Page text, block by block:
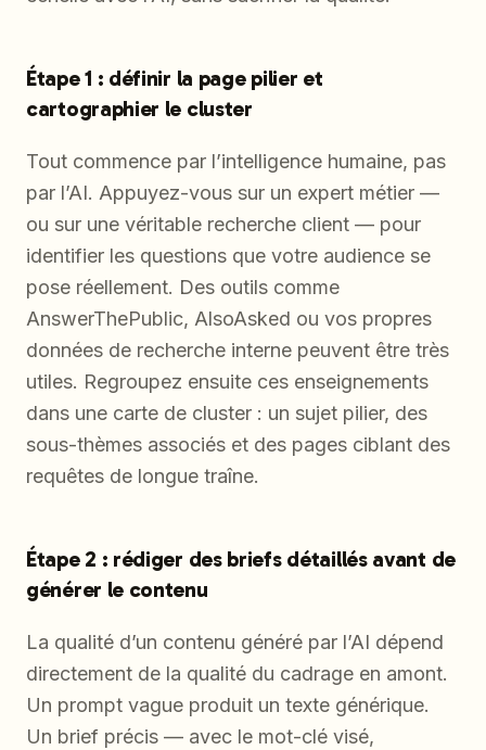
Étape 1 : définir la page pilier et
cartographier le cluster
Tout commence par l’intelligence humaine, pas
par l’AI. Appuyez-vous sur un expert métier —
ou sur une véritable recherche client — pour
identifier les questions que votre audience se
pose réellement. Des outils comme
AnswerThePublic, AlsoAsked ou vos propres
données de recherche interne peuvent être très
utiles. Regroupez ensuite ces enseignements
dans une carte de cluster : un sujet pilier, des
sous-thèmes associés et des pages ciblant des
requêtes de longue traîne.
Étape 2 : rédiger des briefs détaillés avant de
générer le contenu
La qualité d’un contenu généré par l’AI dépend
directement de la qualité du cadrage en amont.
Un prompt vague produit un texte générique.
Un brief précis — avec le mot-clé visé,